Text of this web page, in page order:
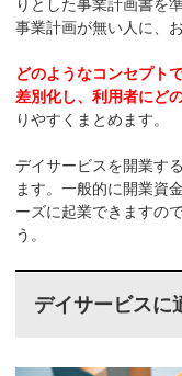
りとした事業計画書を
事業計画が無い人に、
どのようなコンセプト
差別化し、利用者にど
りやすくまとめます。
デイサービスを開業す
ます。一般的に開業資
ーズに起業できますの
う。
デイサービスに